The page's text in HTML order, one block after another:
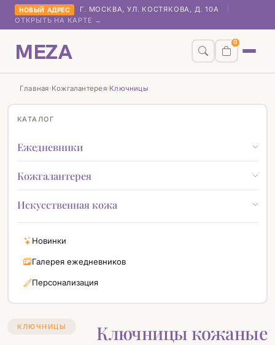
НОВЫЙ АДРЕС Г. МОСКВА, УЛ. КОСТЯКОВА, Д. 10А
ОТКРЫТЬ НА КАРТЕ →
MEZA 0
Главная›Кожгалантерея›Ключницы
КАТАЛОГ
Ежедневники
Кожгалантерея
Искусственная кожа
Новинки
Галерея ежедневников
Персонализация
КЛЮЧНИЦЫ Ключницы кожаные